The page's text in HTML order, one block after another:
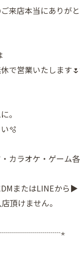
来店本当にありが
で営業いたします
。
🫧
カラオケ・ゲーム
またはLINEから▶
頂けません。